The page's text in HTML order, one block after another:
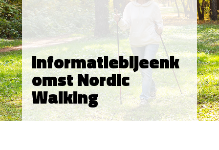
Informatiebijeenk
omst Nordic
Walking